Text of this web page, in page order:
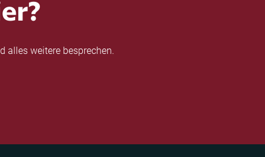
alles weitere besprechen.